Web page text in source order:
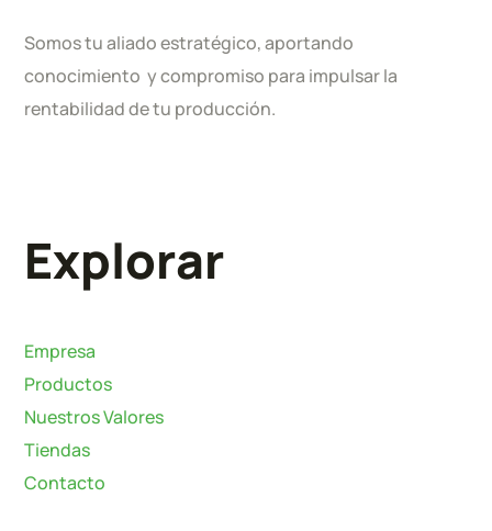
Somos tu aliado estratégico, aportando
conocimiento y compromiso para impulsar la
rentabilidad de tu producción.
Explorar
Empresa
Productos
Nuestros Valores
Tiendas
Contacto